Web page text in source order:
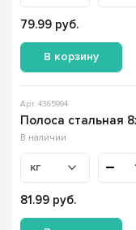
79.99 руб.
В корзину
Арт. 4365994
Полоса стальная
В наличии
кг
81.99 руб.